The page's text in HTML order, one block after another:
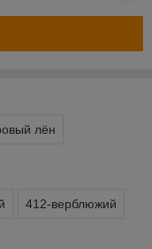
лён
412-верблюжий